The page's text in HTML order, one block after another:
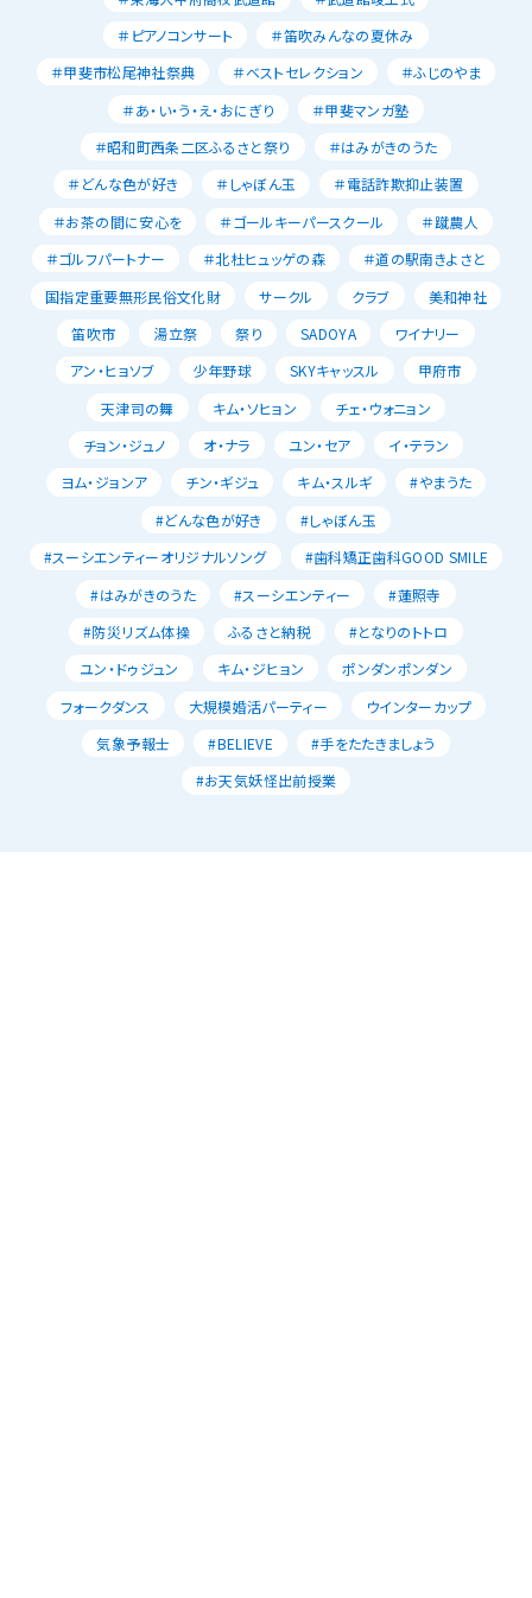
＃ピアノコンサート
＃笛吹みんなの夏休み
＃甲斐市松尾神社祭典
＃ベストセレクション
＃ふじのやま
＃あ・い・う・え・おにぎり
＃甲斐マンガ塾
＃昭和町西条二区ふるさと祭り
＃はみがきのうた
＃どんな色が好き
＃しゃぼん玉
＃電話詐欺抑止装置
＃お茶の間に安心を
＃ゴールキーパースクール
＃蹴農人
＃ゴルフパートナー
＃北杜ヒュッゲの森
＃道の駅南きよさと
国指定重要無形民俗文化財
サークル クラブ
美和神社
笛吹市
湯立祭 祭り SADOYA
ワイナリー
アン・ヒョソブ
少年野球 SKYキャッスル
甲府市
天津司の舞
キム・ソヒョン
チェ・ウォニョン
チョン・ジュノ
オ・ナラ ユン・セア
イ・テラン
ヨム・ジョンア
チン・ギジュ キム・スルギ
#やまうた
#どんな色が好き
#しゃぼん玉
#スーシエンティーオリジナルソング
#歯科矯正歯科GOOD SMILE
#はみがきのうた
#スーシエンティー
#蓮照寺
#防災リズム体操
ふるさと納税
#となりのトトロ
ユン・ドゥジュン
キム・ジヒョン
ポンダンポンダン
フォークダンス
大規模婚活パーティー
ウインターカップ
気象予報士
#BELIEVE
#手をたたきましょう
#お天気妖怪出前授業